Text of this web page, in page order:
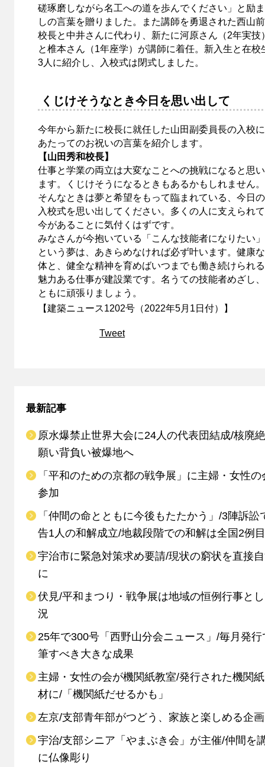
磋琢磨しながら名工への道を歩んでください」と励ま
しの言葉を贈りました。また講師を勇退された西山前
校長と中井さんに代わり、新たに河原さん（2年実技
と椎本さん（1年座学）が講師に着任。新入生と在校
3人に紹介し、入校式は閉式しました。
くじけそうなとき今日を思い出して
今年から新たに校長に就任した山田副委員長の入校に
あたってのお祝いの言葉を紹介します。
【山田秀和校長】
仕事と学業の両立は大変なことへの挑戦になると思い
ます。くじけそうになるときもあるかもしれません。
そんなときは夢と希望をもって臨まれている、今日の
入校式を思い出してください。多くの人に支えられて
今があることに気付くはずです。
みなさんが今抱いている「こんな技能者になりたい」
という夢は、あきらめなければ必ず叶います。健康な
体と、健全な精神を育めばいつまでも働き続けられる
魅力ある仕事が建設業です。名うての技能者めざし、
ともに頑張りましょう。
【建築ニュース1202号（2022年5月1日付）】
Tweet
最新記事
原水爆禁止世界大会に24人の代表団結成/核廃
願い背負い被爆地へ
「平和のための京都の戦争展」に主婦・女性の
参加
「仲間の命とともに今後もたたかう」/3陣訴訟
告1人の和解成立/地裁段階での和解は全国2例目
宇治市に緊急対策求め要請/現状の窮状を直接
に
伏見/平和まつり・戦争展は地域の恒例行事と
況
25年で300号「西野山分会ニュース」/毎月発行
筆すべき大きな成果
主婦・女性の会が機関紙教室/発行された機関
材に/「機関紙だせるかも」
左京/支部青年部がつどう、家族と楽しめる企
宇治/支部シニア「やまぶき会」が主催/仲間を
に仏像彫り